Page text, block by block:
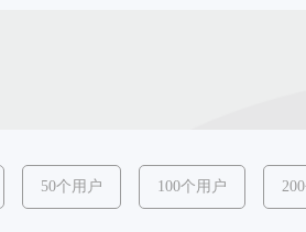
50个用户 100个用户